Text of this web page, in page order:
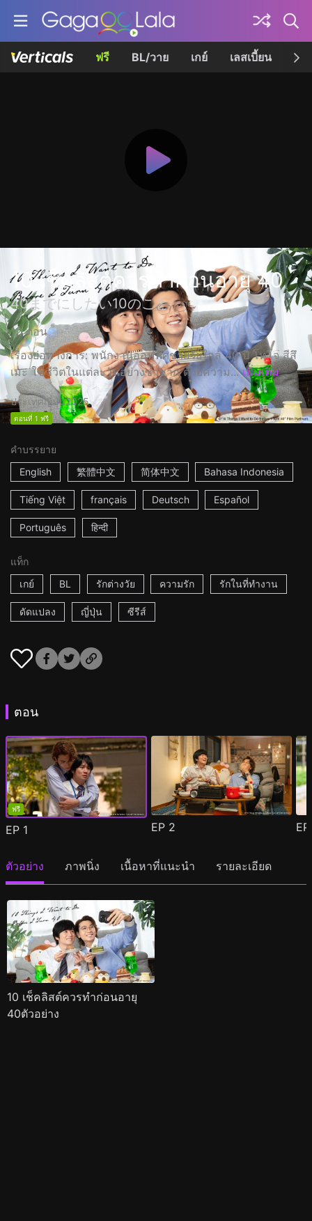
ฟรี BL/วาย เกย์ เลสเบี้ยน เค
10 เช็คลิสต์ควรทำก่อนอายุ 40
40までにしたい10のこと
12 ตอน
เรื่องย่อทางการ: พนักงานออฟฟิศชายวัยใกล้ 40 ปี โทโจ สีสึ
เมะ ใช้ชีวิตในแต่ละวันอย่างซ้ำซาก ด้วยความ... เพิ่มเติม
ประเทศญี่ปุ่น2025
ตอนที่ 1 ฟรี
คำบรรยาย
English
繁體中文 简体中文 Bahasa Indonesia
Tiếng Việt français Deutsch Español
Português हिन्दी
แท็ก
เกย์
BL รักต่างวัย ความรัก รักในที่ทำงาน
ดัดแปลง ญี่ปุ่น ซีรีส์
ตอน
ฟรี
EP 1 EP 2
ตัวอย่าง ภาพนิ่ง เนื้อหาที่แนะนำ รายละเอียด
10 เช็คลิสต์ควรทำก่อนอายุ
40ตัวอย่าง